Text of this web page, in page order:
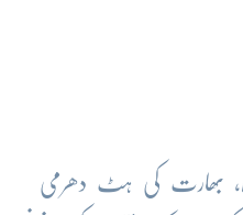
بھارت کی ہٹ دھرمی